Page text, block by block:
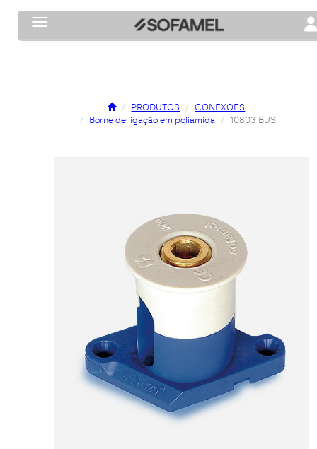
Toggle navigation
PRODUTOS
CONEXÕES
Borne de ligação em poliamida
10803 BUS